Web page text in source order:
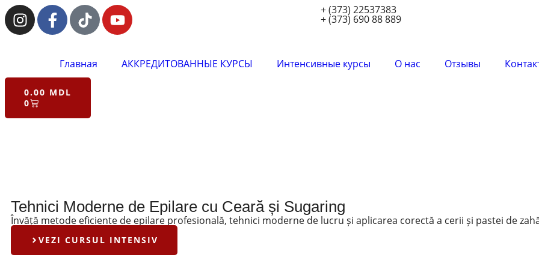
+ (373) 22537383
+ (373) 690 88 889
Главная АККРЕДИТОВАННЫЕ КУРСЫ Интенсивные курсы О нас Отзывы
0.00 MDL
0
Tehnici Moderne de Epilare cu Ceară și Sugaring
Învăță metode eficiente de epilare profesională, tehnici moderne de lucru și aplicarea corectă a cerii și pastei de
VEZI CURSUL INTENSIV